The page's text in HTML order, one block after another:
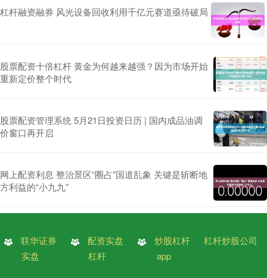
杠杆融资融券 风光设备回收利用千亿元赛道亟待破局
股票配资十倍杠杆 黄金为何越来越强？因为市场开始
重新定价整个时代
股票配资管理系统 5月21日投资日历 | 国内成品油调
价窗口再开启
网上配资利息 整治景区“圈占”国道乱象 关键是斩断地
方利益的“小九九”
联华证券
实盘
配资实盘
杠杆
炒股杠杆
app
杠杆炒股公司